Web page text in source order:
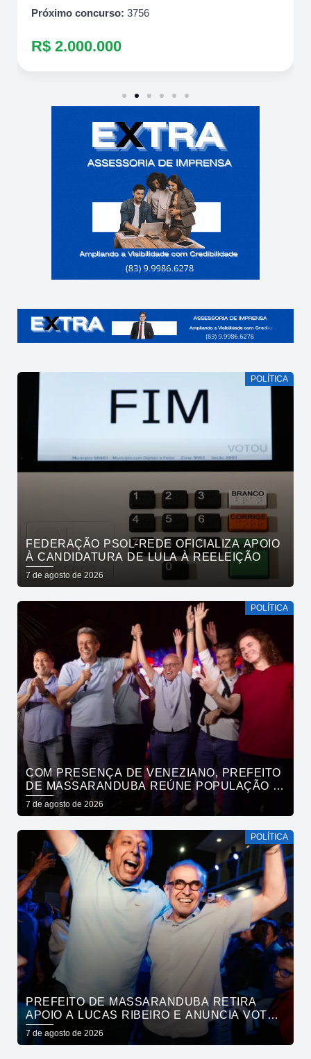
POLÍTICA
FEDERAÇÃO PSOL-REDE OFICIALIZA APOIO
À CANDIDATURA DE LULA À REELEIÇÃO
7 de agosto de 2026
POLÍTICA
COM PRESENÇA DE VENEZIANO, PREFEITO
DE MASSARANDUBA REÚNE POPULAÇÃO E
ANUNCIA APOIO A CÍCERO LUCENA
7 de agosto de 2026
POLÍTICA
PREFEITO DE MASSARANDUBA RETIRA
APOIO A LUCAS RIBEIRO E ANUNCIA VOTO
EM CÍCERO PARA O GOVERNO
7 de agosto de 2026